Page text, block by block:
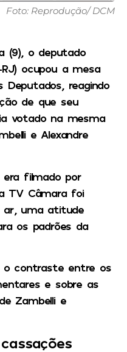
Foto: Reprodução/ DCM
(9), o deputado
ocupou a mesa
Deputados, reagindo
de que seu
votado na mesma
e Alexandre
era filmado por
TV Câmara foi
ar, uma atitude
os padrões da
o contraste entre os
e sobre as
Zambelli e